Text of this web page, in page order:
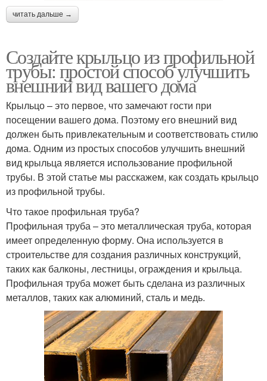
читать дальше →
Создайте крыльцо из профильной
трубы: простой способ улучшить
внешний вид вашего дома
Крыльцо – это первое, что замечают гости при
посещении вашего дома. Поэтому его внешний вид
должен быть привлекательным и соответствовать стилю
дома. Одним из простых способов улучшить внешний
вид крыльца является использование профильной
трубы. В этой статье мы расскажем, как создать крыльцо
из профильной трубы.
Что такое профильная труба?
Профильная труба – это металлическая труба, которая
имеет определенную форму. Она используется в
строительстве для создания различных конструкций,
таких как балконы, лестницы, ограждения и крыльца.
Профильная труба может быть сделана из различных
металлов, таких как алюминий, сталь и медь.